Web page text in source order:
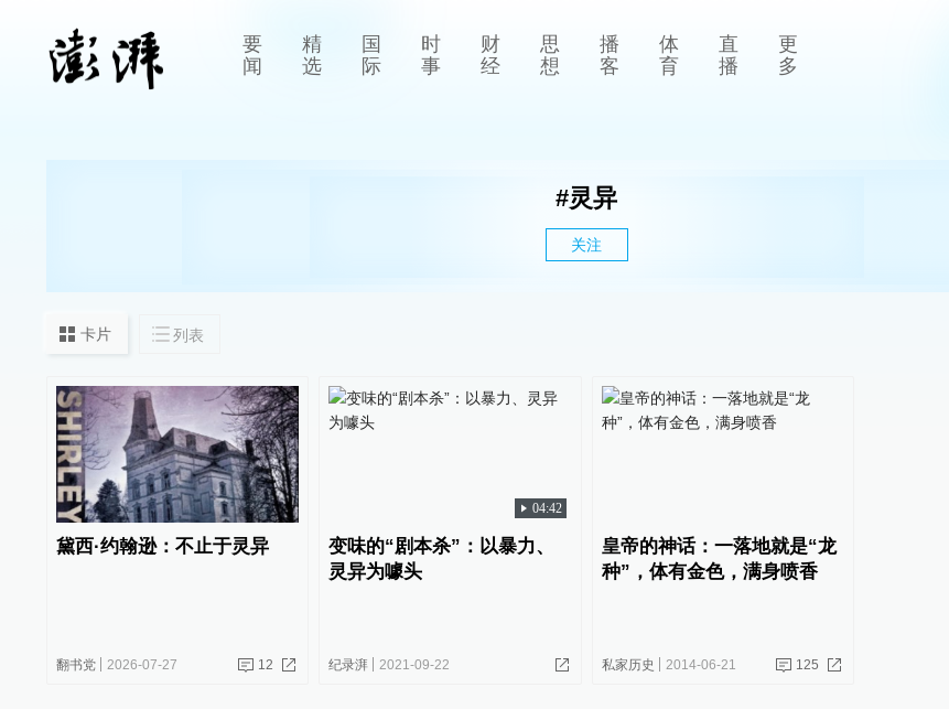
要
闻
精
选
国
际
时
事
财
经
思
想
播
客
体
育
直
播
更
多
#灵异
关注
卡片 列表
黛西·约翰逊：不止于灵异
翻书党 2026-07-27 12
04:42
变味的“剧本杀”：以暴力、
灵异为噱头
纪录湃 2021-09-22
皇帝的神话：一落地就是“龙
种”，体有金色，满身喷香
私家历史 2014-06-21 125